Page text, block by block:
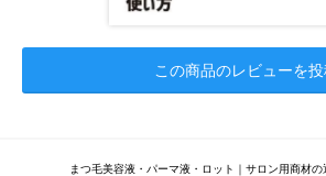
この商品のレビューを
まつ毛美容液・パーマ液・ロット｜サロン用商材の